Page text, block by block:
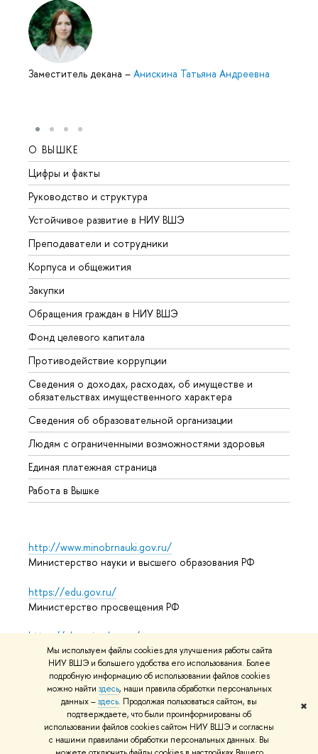
Мы используем файлы cookies для улучшения работы сайта
НИУ ВШЭ и большего удобства его использования. Более
подробную информацию об использовании файлов cookies
можно найти здесь, наши правила обработки персональных
данных –здесь. Продолжая пользоваться сайтом, вы
подтверждаете, что были проинформированы об
использовании файлов cookies сайтом НИУ ВШЭ и согласны
с нашими правилами обработки персональных данных. Вы
✖
Заместитель декана – Анискина Татьяна Андреевна
О ВЫШКЕ
Цифры и факты
Руководство и структура
Устойчивое развитие в НИУ ВШЭ
Преподаватели и сотрудники
Корпуса и общежития
Закупки
Обращения граждан в НИУ ВШЭ
Фонд целевого капитала
Противодействие коррупции
Сведения о доходах, расходах, об имуществе и
обязательствах имущественного характера
Сведения об образовательной организации
Людям с ограниченными возможностями здоровья
Единая платежная страница
Работа в Вышке
http://www.minobrnauki.gov.ru/
Министерство науки и высшего образования РФ
https://edu.gov.ru/
Министерство просвещения РФ
https://elearning.hse.ru/mooc
Массовые открытые онлайн-курсы
© НИУ ВШЭ 1993–2026 Адреса и контактыУсловия
использования материаловПолитика конфиденциальности
Карта сайта